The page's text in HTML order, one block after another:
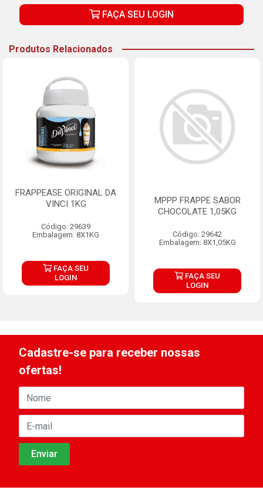
FAÇA SEU LOGIN
Produtos Relacionados
FRAPPEASE ORIGINAL DA
VINCI 1KG
Código: 29639
Embalagem: 8X1KG
FAÇA SEU
LOGIN
MPPP FRAPPE SABOR
CHOCOLATE 1,05KG
Código: 29642
Embalagem: 8X1,05KG
FAÇA SEU
LOGIN
Cadastre-se para receber nossas
ofertas!